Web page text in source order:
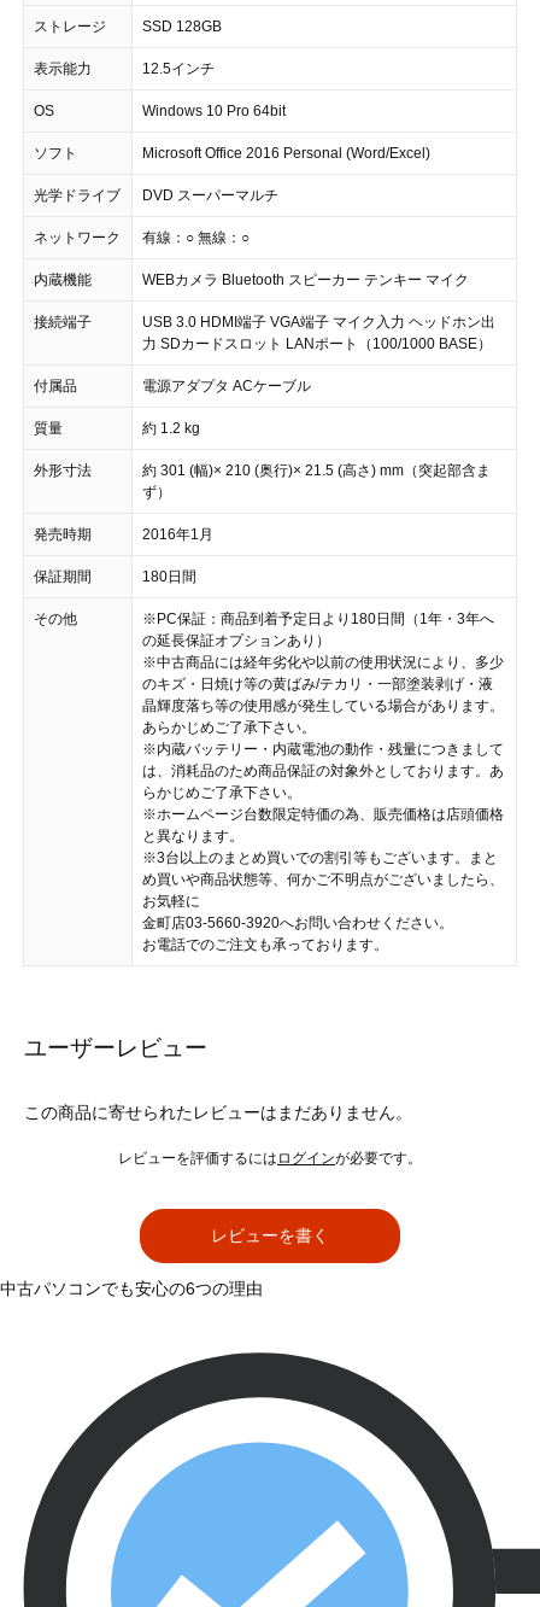
ストレージ SSD 128GB
表示能力 12.5インチ
OS Windows 10 Pro 64bit
ソフト Microsoft Office 2016 Personal (Word/Excel)
光学ドライブ DVD スーパーマルチ
ネットワーク 有線：○ 無線：○
内蔵機能 WEBカメラ Bluetooth スピーカー テンキー マイク
接続端子
USB 3.0 HDMI端子 VGA端子 マイク入力 ヘッドホン出
力 SDカードスロット LANポート（100/1000 BASE）
付属品 電源アダプタ ACケーブル
質量 約 1.2 kg
外形寸法
約 301 (幅)× 210 (奥行)× 21.5 (高さ) mm（突起部含ま
ず）
発売時期 2016年1月
保証期間 180日間
その他
※PC保証：商品到着予定日より180日間（1年・3年へ
の延長保証オプションあり）
※中古商品には経年劣化や以前の使用状況により、多少
のキズ・日焼け等の黄ばみ/テカリ・一部塗装剥げ・液
晶輝度落ち等の使用感が発生している場合があります。
あらかじめご了承下さい。
※内蔵バッテリー・内蔵電池の動作・残量につきまして
は、消耗品のため商品保証の対象外としております。あ
らかじめご了承下さい。
※ホームページ台数限定特価の為、販売価格は店頭価格
と異なります。
※3台以上のまとめ買いでの割引等もございます。まと
め買いや商品状態等、何かご不明点がございましたら、
お気軽に
金町店03-5660-3920へお問い合わせください。
お電話でのご注文も承っております。
ユーザーレビュー
この商品に寄せられたレビューはまだありません。
レビューを評価するには ログインが必要です。
レビューを書く
中古パソコンでも安心の6つの理由